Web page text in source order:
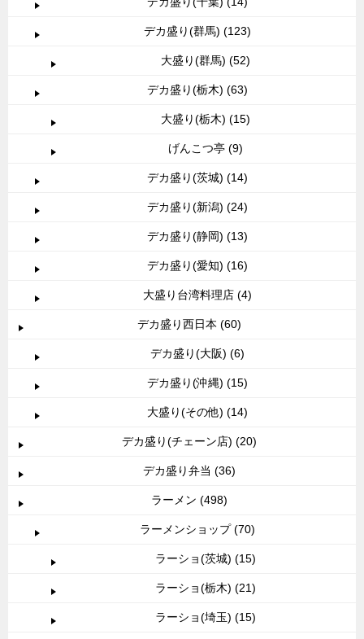
デカ盛り(群馬) (123)
大盛り(群馬) (52)
デカ盛り(栃木) (63)
大盛り(栃木) (15)
げんこつ亭 (9)
デカ盛り(茨城) (14)
デカ盛り(新潟) (24)
デカ盛り(静岡) (13)
デカ盛り(愛知) (16)
大盛り台湾料理店 (4)
デカ盛り西日本 (60)
デカ盛り(大阪) (6)
デカ盛り(沖縄) (15)
大盛り(その他) (14)
デカ盛り(チェーン店) (20)
デカ盛り弁当 (36)
ラーメン (498)
ラーメンショップ (70)
ラーショ(茨城) (15)
ラーショ(栃木) (21)
ラーショ(埼玉) (15)